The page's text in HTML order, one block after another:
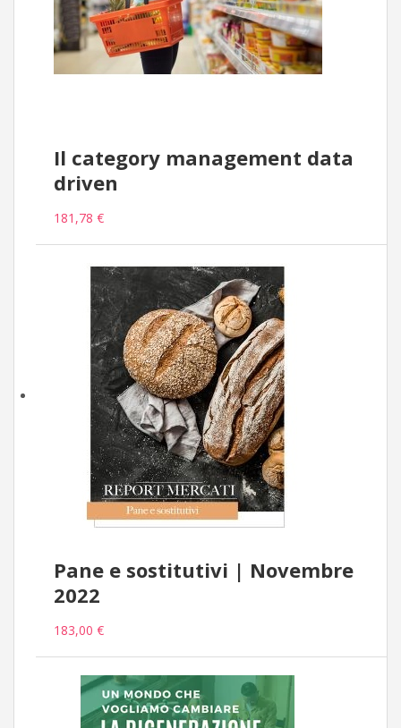
Il category management data
driven
181,78 €
Pane e sostitutivi | Novembre
2022
183,00 €